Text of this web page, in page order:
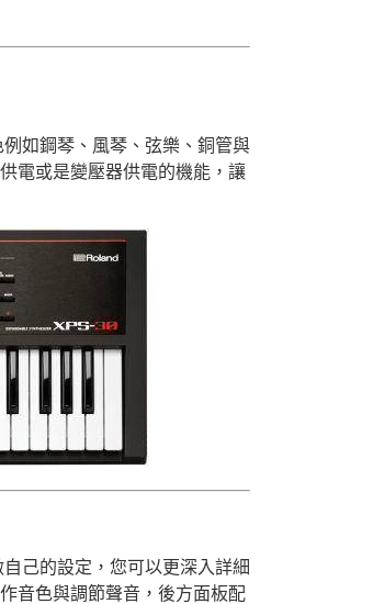
如鋼琴、風琴、弦樂、銅管與
電或是變壓器供電的機能，讓
己的設定，您可以更深入詳細
音色與調節聲音，後方面板配